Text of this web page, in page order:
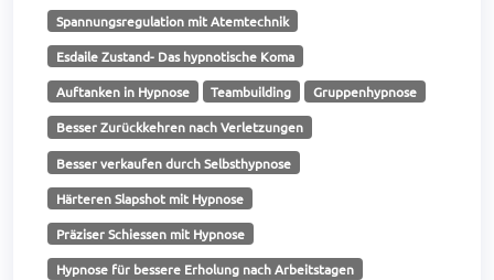
Spannungsregulation mit Atemtechnik
Esdaile Zustand- Das hypnotische Koma
Auftanken in Hypnose Teambuilding Gruppenhypnose
Besser Zurückkehren nach Verletzungen
Besser verkaufen durch Selbsthypnose
Härteren Slapshot mit Hypnose
Präziser Schiessen mit Hypnose
Hypnose für bessere Erholung nach Arbeitstagen